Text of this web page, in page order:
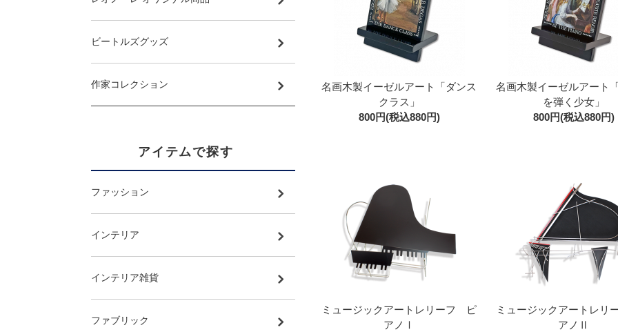
名画木製イーゼルアート「ダンス
クラス」
800円(税込880円)
名画木製イーゼルアート
を弾く少女」
800円(税込880円)
ミュージックアートレリーフ ピ
アノⅠ
ミュージックアートレ
アノⅡ
ビートルズグッズ
作家コレクション
アイテムで探す
ファッション
インテリア
インテリア雑貨
ファブリック